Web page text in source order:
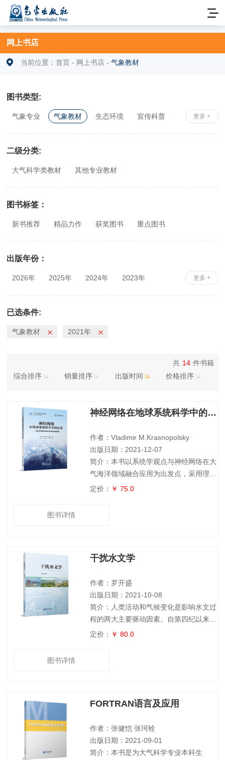
网上书店
当前位置：首页 - 网上书店 -气象教材
图书类型:
更多 +
气象专业 气象教材 生态环境
宣传科普
二级分类:
大气科学类教材 其他专业教材
图书标签：
新书推荐 精品力作 获奖图书 重点图书
出版年份：
更多 +
2026年 2025年 2024年
2023年
2010年
已选条件:
气象教材 2021年
综合排序 销量排序 出版时间 价格排序
共 14 件书籍
神经网络在地球系统科学中的应用
作者：Vladimir M.Krasnopolsky
出版日期：2021-12-07
简介：本书以系统学观点与神经网络在大
气海洋领域融合应用为出发点，采用理论
框架与大量实例相结合的方式，主要阐述
发的关键技术方法，可作为高等院校气象
地球系统中最新应用的教科书，也可为广
大从事气象
定价： ￥ 75.0
图书详情
干扰水文学
作者：罗开盛
出版日期：2021-10-08
简介：人类活动和气候变化是影响水文过
程的两大主要驱动因素。自第四纪以来，
人类对全球水文系统的干扰不断加强，很
门用于指导人类水文干扰行为的系统理
活动对水文系统的影响过程、机理以及二
者互反馈机制
定价： ￥ 80.0
图书详情
FORTRAN语言及应用
作者：张健恺 张珂铨
出版日期：2021-09-01
简介：本书是为大气科学专业本科生